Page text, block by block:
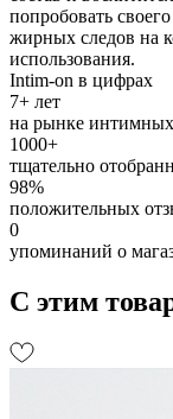
попробовать
жирных следов на
использования.
Intim-on в цифрах
7+ лет
на рынке интимных
1000+
тщательно
98%
положительных
0
упоминаний о
С этим